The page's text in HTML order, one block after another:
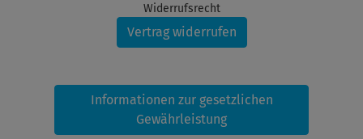
Widerrufsrecht
Vertrag widerrufen
Informationen zur gesetzlichen
Gewährleistung